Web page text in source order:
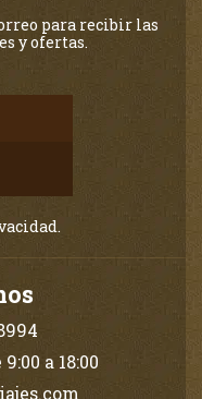
para recibir las
y ofertas.
a 18:00